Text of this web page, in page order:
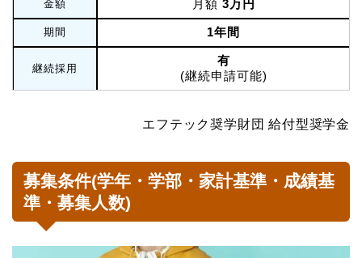
金額 月額 3万円
期間 1年間
継続採用
有
(継続申請可能)
エフテック奨学財団 給付型奨学金
募集条件(学年・学部・家計基準・成績基
準・募集人数)